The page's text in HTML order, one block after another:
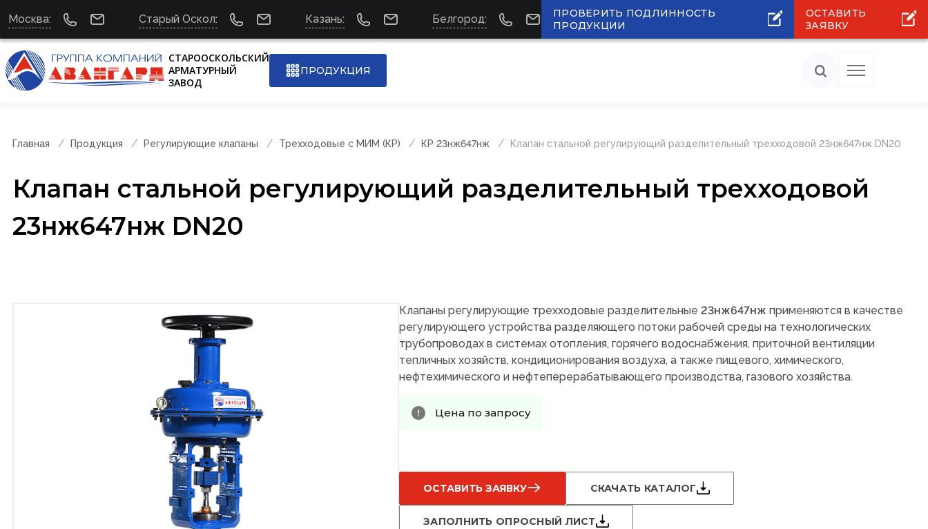
Москва: Старый Оскол: Казань: Белгород:
ПРОВЕРИТЬ ПОДЛИННОСТЬ
ПРОДУКЦИИ
ОСТАВИТЬ
ЗАЯВКУ
СТАРООСКОЛЬСКИЙ
АРМАТУРНЫЙ
ЗАВОД
ПРОДУКЦИЯ
Главная Продукция Регулирующие клапаны Трехходовые с МИМ (КР) КР 23нж647нж Клапан стальной регулирующий разделительный трехходовой 23нж647нж DN20
Клапан стальной регулирующий разделительный трехходовой
23нж647нж DN20
Клапаны регулирующие трехходовые разделительные 23нж647нж применяются в качестве
регулирующего устройства разделяющего потоки рабочей среды на технологических
трубопроводах в системах отопления, горячего водоснабжения, приточной вентиляции
тепличных хозяйств, кондиционирования воздуха, а также пищевого, химического,
нефтехимического и нефтеперерабатывающего производства, газового хозяйства.
Цена по запросу
ОСТАВИТЬ ЗАЯВКУ СКАЧАТЬ КАТАЛОГ
ЗАПОЛНИТЬ ОПРОСНЫЙ ЛИСТ